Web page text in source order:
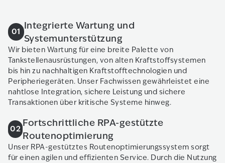
01
Integrierte Wartung und
Systemunterstützung
Wir bieten Wartung für eine breite Palette von
Tankstellenausrüstungen, von alten Kraftstoffsystemen
bis hin zu nachhaltigen Kraftstofftechnologien und
Peripheriegeräten. Unser Fachwissen gewährleistet eine
nahtlose Integration, sichere Leistung und sichere
Transaktionen über kritische Systeme hinweg.
02
Fortschrittliche RPA-gestützte
Routenoptimierung
Unser RPA-gestütztes Routenoptimierungssystem sorgt
für einen agilen und effizienten Service. Durch die Nutzung